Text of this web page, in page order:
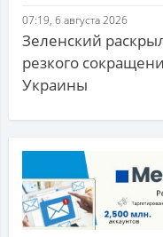
07:19, 6 августа 2026
Зеленский
резкого
Украины